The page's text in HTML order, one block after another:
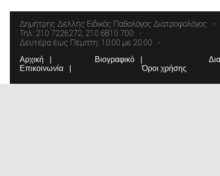
Δημήτρης Δελλής Ειδικός Παθολόγος Διατροφολόγος
Τηλ: 210 7226272, 210 6810 700
Δευτέρα έως Πέμπτη: 10:00 με 20:00
Αρχική Βιογραφικό
Επικοινωνία
Όροι χρήσης